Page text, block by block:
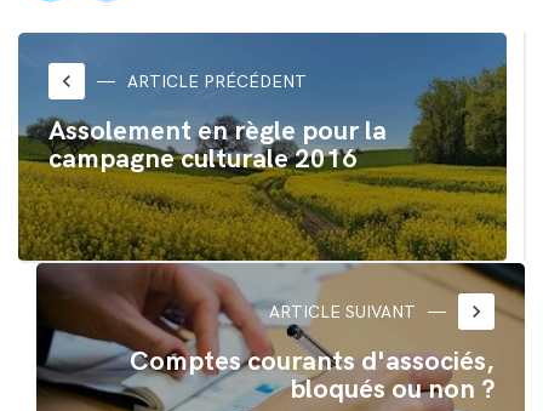
partager
Twitter(ouvre
une
nouvelle
fenêtre)
partager
Facebook(ouvre
nouvelle
fenêtre)
keyboard_arrow_left ARTICLE PRÉCÉDENT
Assolement en règle pour la
campagne culturale 2016
ARTICLE SUIVANT keyboard_arrow_right
Comptes courants d'associés,
bloqués ou non ?